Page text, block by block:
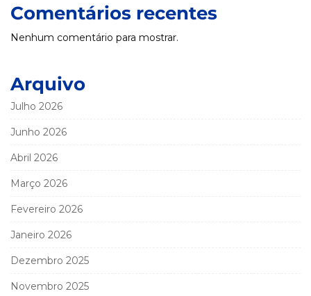
Comentários recentes
Nenhum comentário para mostrar.
Arquivo
Julho 2026
Junho 2026
Abril 2026
Março 2026
Fevereiro 2026
Janeiro 2026
Dezembro 2025
Novembro 2025